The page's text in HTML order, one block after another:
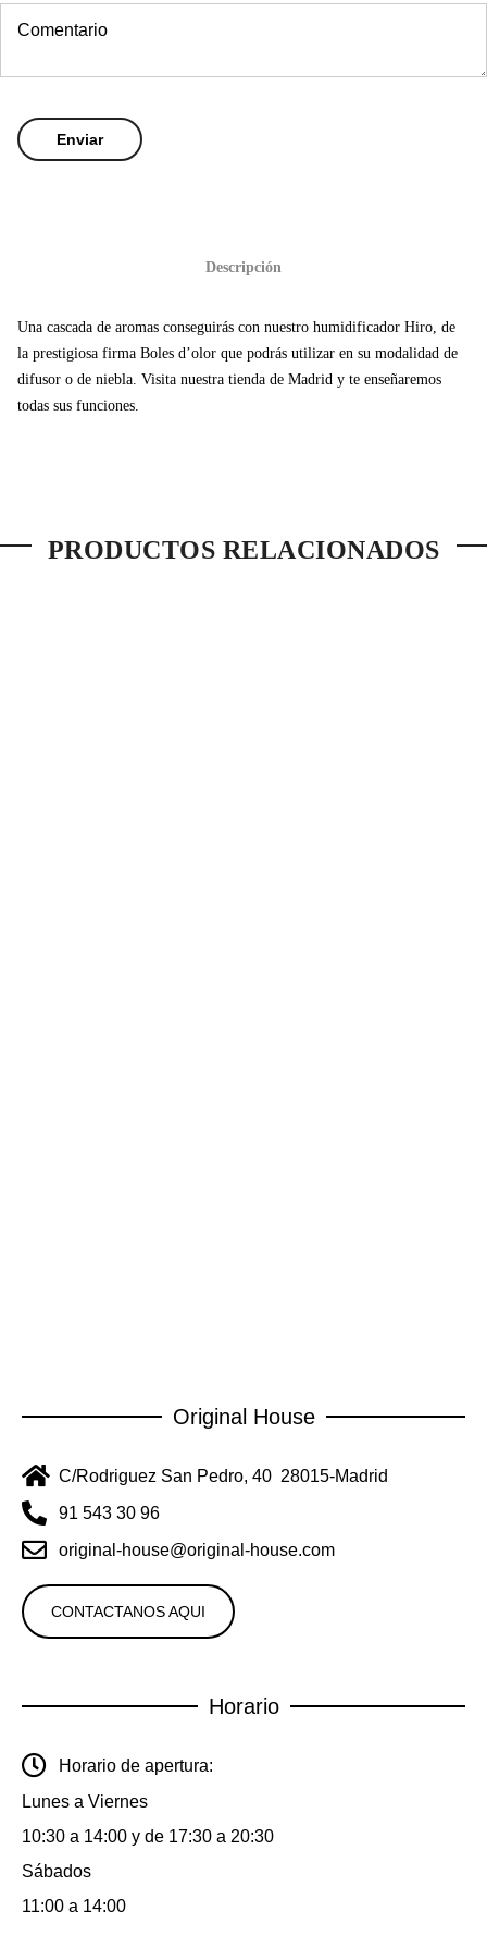
Descripción
Una cascada de aromas conseguirás con nuestro humidificador Hiro, de
la prestigiosa firma Boles d’olor que podrás utilizar en su modalidad de
difusor o de niebla. Visita nuestra tienda de Madrid y te enseñaremos
todas sus funciones.
PRODUCTOS RELACIONADOS
Original House
C/Rodriguez San Pedro, 40 28015-Madrid
91 543 30 96
original-house@original-house.com
CONTACTANOS AQUI
Horario
Horario de apertura:
Lunes a Viernes
10:30 a 14:00 y de 17:30 a 20:30
Sábados
11:00 a 14:00